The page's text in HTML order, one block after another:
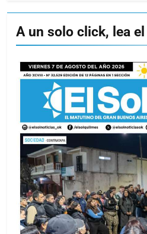
A un solo click, lea